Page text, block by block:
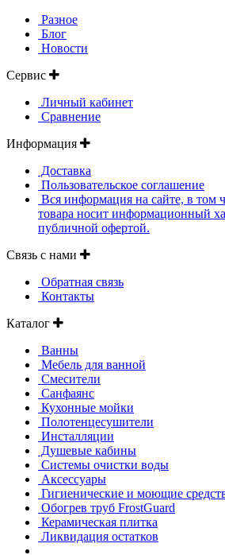
Разное
Блог
Новости
Сервис
Личный кабинет
Сравнение
Информация
Доставка
Пользовательское соглашение
Вся информация на сайте, в том
товара носит информационный
публичной офертой.
Связь с нами
Обратная связь
Контакты
Каталог
Ванны
Мебель для ванной
Смесители
Санфаянс
Кухонные мойки
Полотенцесушители
Инсталляции
Душевые кабины
Системы очистки воды
Аксессуары
Гигиенические и моющие
Обогрев труб FrostGuard
Керамическая плитка
Ликвидация остатков